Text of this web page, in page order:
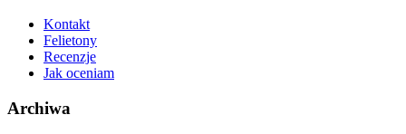
Kontakt
Felietony
Recenzje
Jak oceniam
Archiwa